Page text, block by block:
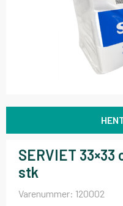
SERVIET 33×33
stk
Varenummer: 120002